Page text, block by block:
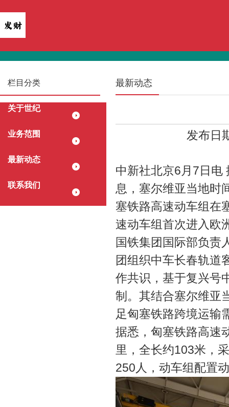
栏目分类
关于世纪
业务范围
最新动态
联系我们
最新动态
发布日
中新社北京6月7日电
息，塞尔维亚当地时
塞铁路高速动车组在
速动车组首次进入欧
国铁集团国际部负责
团组织中车长春轨道
作共识，基于复兴号
制。其结合塞尔维亚
足匈塞铁路跨境运输
据悉，匈塞铁路高速
里，全长约103米，
250人，动车组配置